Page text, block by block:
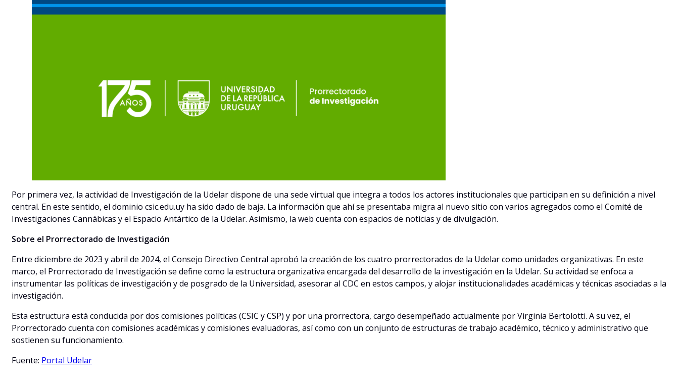
Por primera vez, la actividad de Investigación de la Udelar dispone de una sede virtual que integra a todos los actores institucionales que participan en su definición a nivel
central. En este sentido, el dominio csic.edu.uy ha sido dado de baja. La información que ahí se presentaba migra al nuevo sitio con varios agregados como el Comité de
Investigaciones Cannábicas y el Espacio Antártico de la Udelar. Asimismo, la web cuenta con espacios de noticias y de divulgación.
Sobre el Prorrectorado de Investigación
Entre diciembre de 2023 y abril de 2024, el Consejo Directivo Central aprobó la creación de los cuatro prorrectorados de la Udelar como unidades organizativas. En este
marco, el Prorrectorado de Investigación se define como la estructura organizativa encargada del desarrollo de la investigación en la Udelar. Su actividad se enfoca a
instrumentar las políticas de investigación y de posgrado de la Universidad, asesorar al CDC en estos campos, y alojar institucionalidades académicas y técnicas asociadas a la
investigación.
Esta estructura está conducida por dos comisiones políticas (CSIC y CSP) y por una prorrectora, cargo desempeñado actualmente por Virginia Bertolotti. A su vez, el
Prorrectorado cuenta con comisiones académicas y comisiones evaluadoras, así como con un conjunto de estructuras de trabajo académico, técnico y administrativo que
sostienen su funcionamiento.
Fuente: Portal Udelar